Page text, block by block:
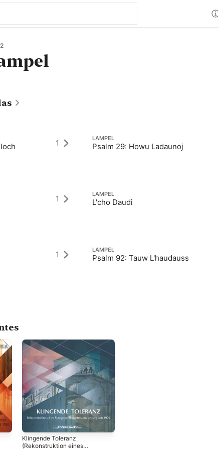
1
1
1
LAMPEL
Psalm 29: Howu Ladaunoj
LAMPEL
L'cho Daudi
LAMPEL
Psalm 92: Tauw L'haudauss
Klingende Toleranz
(Rekonstruktion eines